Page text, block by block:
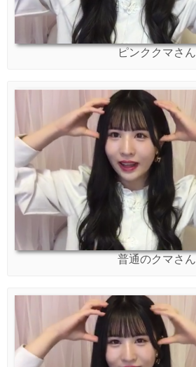
ピンククマさん
普通のクマさん